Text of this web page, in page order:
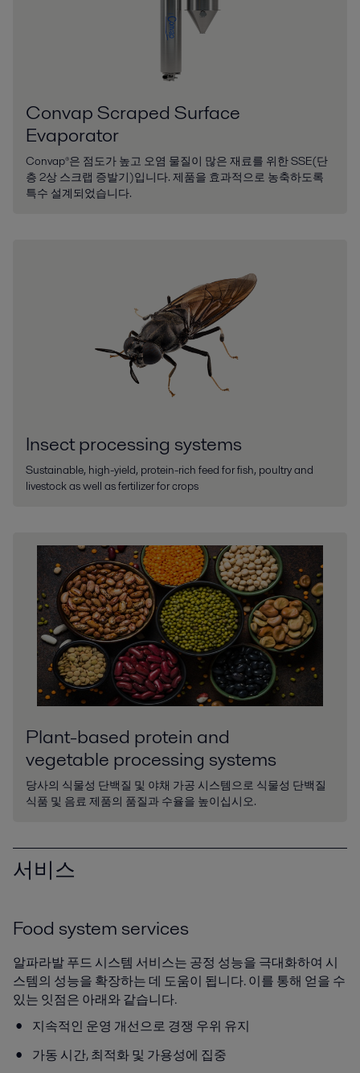
솔루션은 탁월한 성능을 통해 무기 화학물 산업에서 비용, 에너지 소비
재생가능 에너지 자원을 개발하는 것은 미래의 에너지 공급원을 확보하
고, 오일에 대한 의존도와 이산환탄소 발생을 줄이는 중요한 일입니다.
비. 공정에 적합한 장비를 선택하는 것은 바이오 제조 분야 성공의 초석
입니다. 알파라발은 100년 넘게 업계와 협력하며 분리 솔루션, 유체 취
급 구성 요소 및 열교환기를 사용하여 공정을 최적화하기 위해 끊임없
이 노력하고 있습니다.
더 보기
Convap Scraped Surface
Evaporator
Convap®은 점도가 높고 오염 물질이 많은 재료를 위한 SSE(단
층 2상 스크랩 증발기)입니다. 제품을 효과적으로 농축하도록
특수 설계되었습니다.​
Insect processing systems
Sustainable, high-yield, protein-rich feed for fish, poultry and
livestock as well as fertilizer for crops
Plant-based protein and
vegetable processing systems
당사의 식물성 단백질 및 야채 가공 시스템으로 식물성 단백질
식품 및 음료 제품의 품질과 수율을 높이십시오.
서비스
Food system services
알파라발 푸드 시스템 서비스는 공정 성능을 극대화하여 시
스템의 성능을 확장하는 데 도움이 됩니다. 이를 통해 얻을 수
있는 잇점은 아래와 같습니다.
지속적인 운영 개선으로 경쟁 우위 유지
가동 시간, 최적화 및 가용성에 집중